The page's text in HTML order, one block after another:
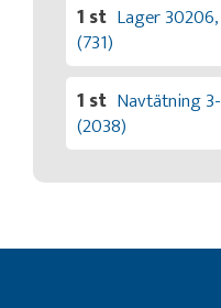
1 st Lager
(731)
1 st Navtätning
(2038)